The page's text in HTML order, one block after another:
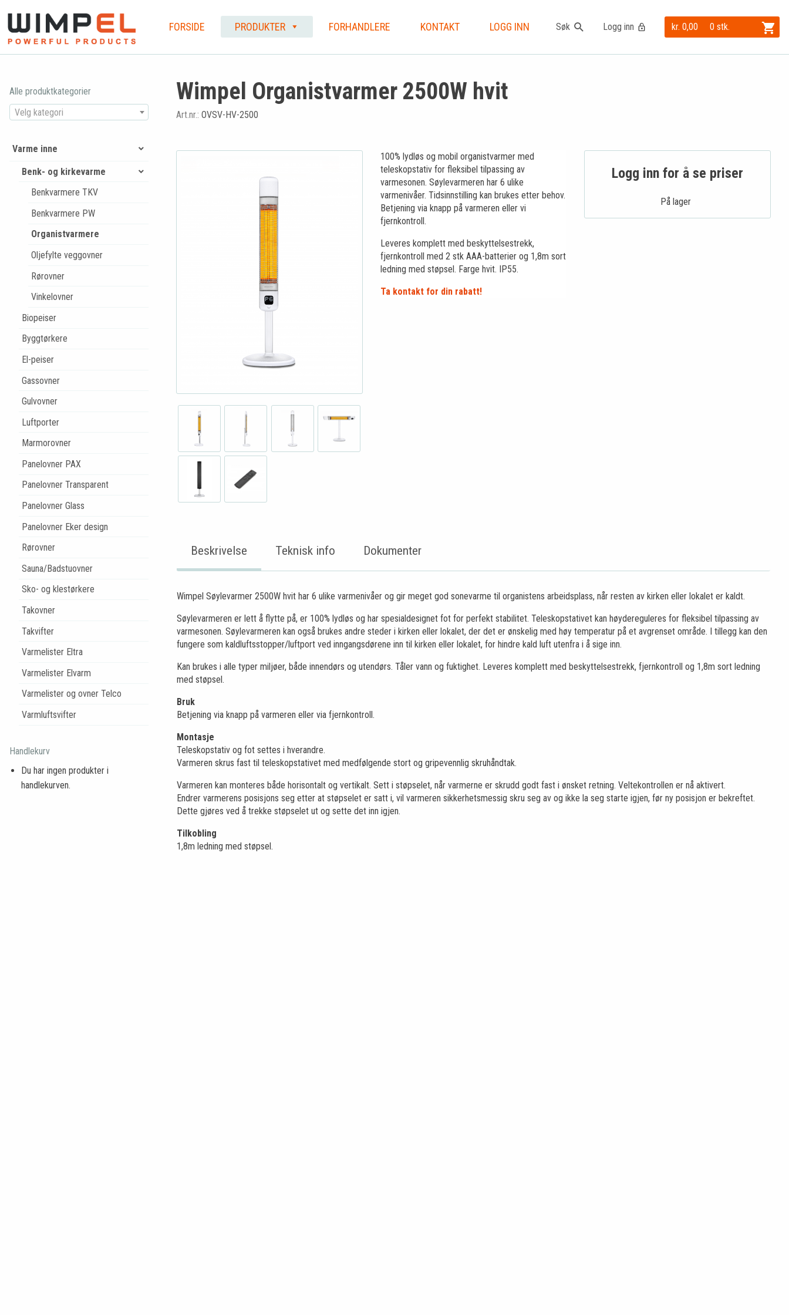
Søk kr. 0,00 0 stk.
FORSIDE PRODUKTER FORHANDLERE KONTAKT LOGG INN Logg inn
Wimpel Organistvarmer 2500W hvit
Art.nr.: OVSV-HV-2500
100% lydløs og mobil organistvarmer med
teleskopstativ for fleksibel tilpassing av
varmesonen. Søylevarmeren har 6 ulike
varmenivåer. Tidsinnstilling kan brukes etter behov.
Betjening via knapp på varmeren eller vi
fjernkontroll.
Leveres komplett med beskyttelsestrekk,
fjernkontroll med 2 stk AAA-batterier og 1,8m sort
ledning med støpsel. Farge hvit. IP55.
Ta kontakt for din rabatt!
Logg inn for å se priser
På lager .
Beskrivelse Teknisk info Dokumenter
Wimpel Søylevarmer 2500W hvit har 6 ulike varmenivåer og gir meget god sonevarme til organistens arbeidsplass, når resten av kirken eller lokalet er kaldt.
Søylevarmeren er lett å flytte på, er 100% lydløs og har spesialdesignet fot for perfekt stabilitet. Teleskopstativet kan høydereguleres for fleksibel tilpassing av
varmesonen. Søylevarmeren kan også brukes andre steder i kirken eller lokalet, der det er ønskelig med høy temperatur på et avgrenset område. I tillegg kan den
fungere som kaldluftsstopper/luftport ved inngangsdørene inn til kirken eller lokalet, for hindre kald luft utenfra i å sige inn.
Kan brukes i alle typer miljøer, både innendørs og utendørs. Tåler vann og fuktighet. Leveres komplett med beskyttelsestrekk, fjernkontroll og 1,8m sort ledning
med støpsel.
Bruk
Betjening via knapp på varmeren eller via fjernkontroll.
Montasje
Teleskopstativ og fot settes i hverandre.
Varmeren skrus fast til teleskopstativet med medfølgende stort og gripevennlig skruhåndtak.
Varmeren kan monteres både horisontalt og vertikalt. Sett i støpselet, når varmerne er skrudd godt fast i ønsket retning. Veltekontrollen er nå aktivert.
Endrer varmerens posisjons seg etter at støpselet er satt i, vil varmeren sikkerhetsmessig skru seg av og ikke la seg starte igjen, før ny posisjon er bekreftet.
Dette gjøres ved å trekke støpselet ut og sette det inn igjen.
Tilkobling
1,8m ledning med støpsel.
Alle produktkategorier
Velg kategori
Varme inne
Benk- og kirkevarme
Benkvarmere TKV
Benkvarmere PW
Organistvarmere
Oljefylte veggovner
Rørovner
Vinkelovner
Biopeiser
Byggtørkere
El-peiser
Gassovner
Gulvovner
Luftporter
Marmorovner
Panelovner PAX
Panelovner Transparent
Panelovner Glass
Panelovner Eker design
Rørovner
Sauna/Badstuovner
Sko- og klestørkere
Takovner
Takvifter
Varmelister Eltra
Varmelister Elvarm
Varmelister og ovner Telco
Varmluftsvifter
Handlekurv
Du har ingen produkter i
handlekurven.